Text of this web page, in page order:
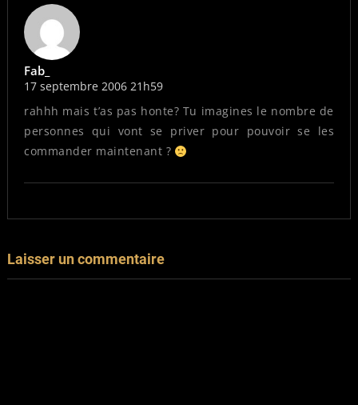
Fab_
17 septembre 2006 21h59
rahhh mais t’as pas honte? Tu imagines le nombre de
personnes qui vont se priver pour pouvoir se les
commander maintenant ?
Laisser un commentaire